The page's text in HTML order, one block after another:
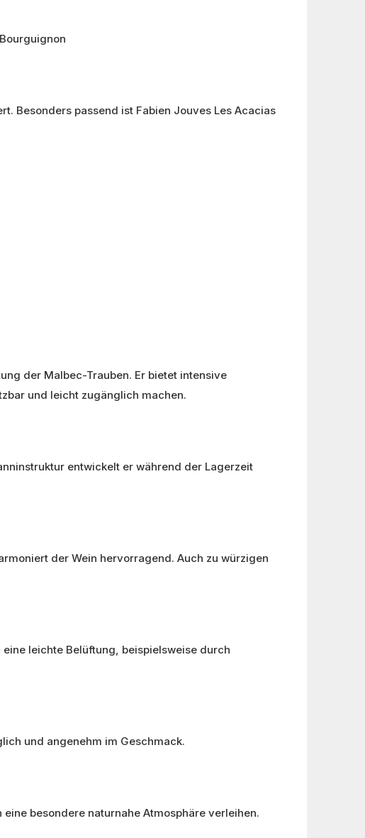
Besonders passend ist Fabien Jouves Les Acacias
der Malbec-Trauben. Er bietet intensive
und leicht zugänglich machen.
entwickelt er während der Lagerzeit
der Wein hervorragend. Auch zu würzigen
leichte Belüftung, beispielsweise durch
und angenehm im Geschmack.
besondere naturnahe Atmosphäre verleihen.